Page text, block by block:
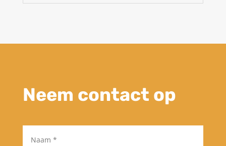
Neem contact op